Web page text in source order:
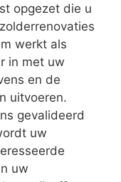
opgezet die u
werkt als
in met uw
en de
uitvoeren.
gevalideerd
uw
uw